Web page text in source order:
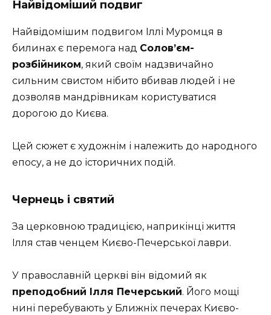
Найвідоміший подвиг
Найвідомішим подвигом Іллі Муромця в
билинах є перемога над Солов’єм-
розбійником, який своїм надзвичайно
сильним свистом нібито вбивав людей і не
дозволяв мандрівникам користуватися
дорогою до Києва.
Цей сюжет є художнім і належить до народного
епосу, а не до історичних подій.
Чернець і святий
За церковною традицією, наприкінці життя
Ілля став ченцем Києво-Печерської лаври.
У православній церкві він відомий як
преподобний Ілля Печерський. Його мощі
нині перебувають у Ближніх печерах Києво-